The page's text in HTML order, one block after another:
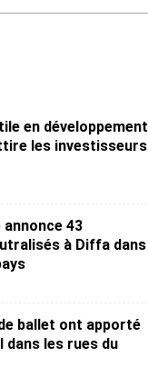
en développement
les investisseurs
annonce 43
à Diffa dans
ballet ont apporté
dans les rues du